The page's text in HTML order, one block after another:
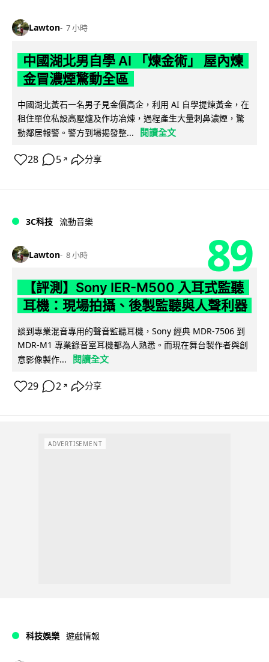
Lawton 7 小時
中國湖北男自學 AI 「煉金術」 屋內煉
金冒濃煙驚動全區
中國湖北黃石一名男子見金價高企，利用 AI 自學提煉黃金，在
租住單位私設高壓爐及作坊冶煉，過程產生大量刺鼻濃煙，驚
動鄰居報警。警方到場揭發整...
閱讀全文
28 5 ↗ 分享
3C科技 流動音樂
Lawton 8 小時 89
【評測】Sony IER-M500 入耳式監聽
耳機：現場拍攝、後製監聽與人聲利器
談到專業混音專用的聲音監聽耳機，Sony 經典 MDR-7506 到
MDR-M1 專業錄音室耳機都為人熟悉。而現在舞台製作者與創
意影像製作...
閱讀全文
29 2 ↗ 分享
ADVERTISEMENT
科技娛樂 遊戲情報